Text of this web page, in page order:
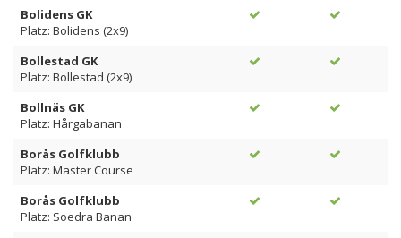
Bolidens GK
Platz: Bolidens (2x9)
Bollestad GK
Platz: Bollestad (2x9)
Bollnäs GK
Platz: Hårgabanan
Borås Golfklubb
Platz: Master Course
Borås Golfklubb
Platz: Soedra Banan